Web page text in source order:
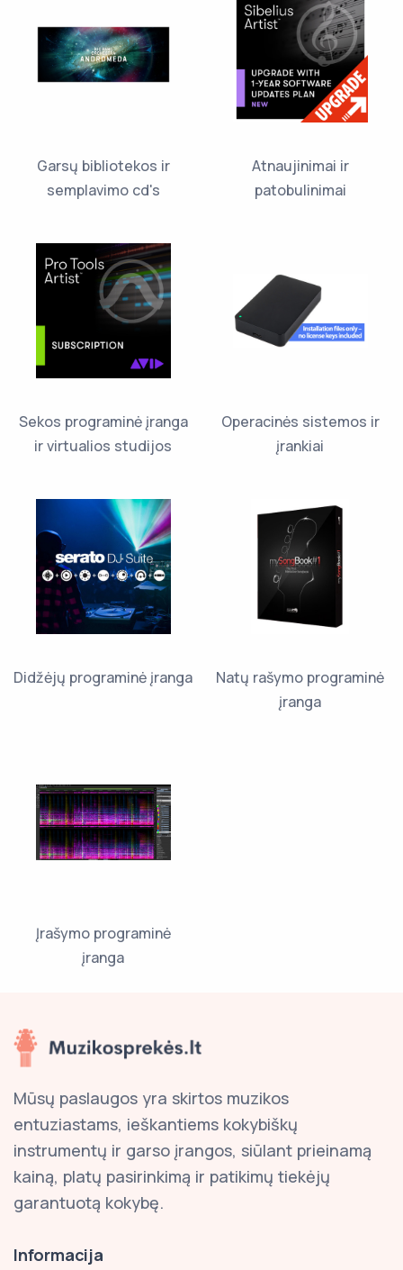
Garsų bibliotekos ir
semplavimo cd's
Atnaujinimai ir
patobulinimai
Sekos programinė įranga
ir virtualios studijos
Operacinės sistemos ir
įrankiai
Didžėjų programinė įranga
Natų rašymo programinė
įranga
Įrašymo programinė
įranga
Mūsų paslaugos yra skirtos muzikos
entuziastams, ieškantiems kokybiškų
instrumentų ir garso įrangos, siūlant prieinamą
kainą, platų pasirinkimą ir patikimų tiekėjų
garantuotą kokybę.
Informacija